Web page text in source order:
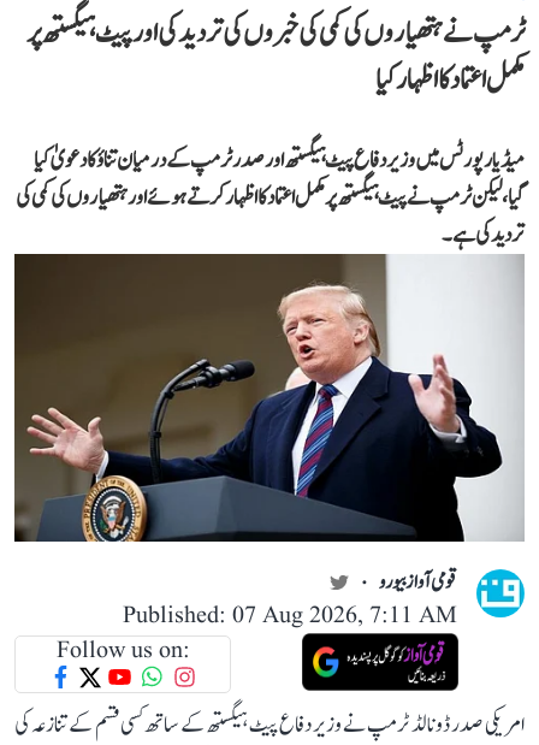
ٹرمپ نے ہتھیاروں کی کمی کی خبروں کی تردید کی اور پیٹ ہیگستھ پر
مکمل اعتماد کا اظہار کیا
میڈیا رپورٹس میں وزیر دفاع پیٹ ہیگستھ اور صدر ٹرمپ کے درمیان تناؤ کا دعویٰ کیا
گیا، لیکن ٹرمپ نے پیٹ ہیگستھ پر مکمل اعتماد کا اظہار کرتے ہوئے اور ہتھیاروں کی کمی کی
تردید کی ہے۔
قومی آواز بیورو
Published: 07 Aug 2026, 7:11 AM
Follow us on:
امریکی صدر ڈونالڈ ٹرمپ نے وزیر دفاع پیٹ ہیگستھ کے ساتھ کسی قسم کے تنازعہ کی